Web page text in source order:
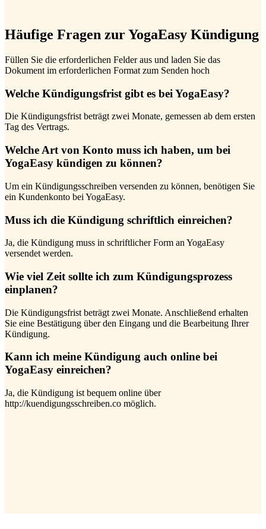
Häufige Fragen zur YogaEasy Kündigung
Füllen Sie die erforderlichen Felder aus und laden Sie das
Dokument im erforderlichen Format zum Senden hoch
Welche Kündigungsfrist gibt es bei YogaEasy?
Die Kündigungsfrist beträgt zwei Monate, gemessen ab dem ersten
Tag des Vertrags.
Welche Art von Konto muss ich haben, um bei
YogaEasy kündigen zu können?
Um ein Kündigungsschreiben versenden zu können, benötigen Sie
ein Kundenkonto bei YogaEasy.
Muss ich die Kündigung schriftlich einreichen?
Ja, die Kündigung muss in schriftlicher Form an YogaEasy
versendet werden.
Wie viel Zeit sollte ich zum Kündigungsprozess
einplanen?
Die Kündigungsfrist beträgt zwei Monate. Anschließend erhalten
Sie eine Bestätigung über den Eingang und die Bearbeitung Ihrer
Kündigung.
Kann ich meine Kündigung auch online bei
YogaEasy einreichen?
Ja, die Kündigung ist bequem online über
http://kuendigungsschreiben.co möglich.